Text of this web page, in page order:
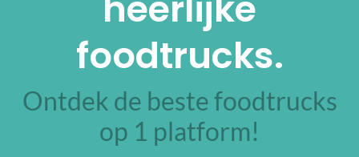
foodtrucks.
Ontdek de beste foodtrucks
op 1 platform!